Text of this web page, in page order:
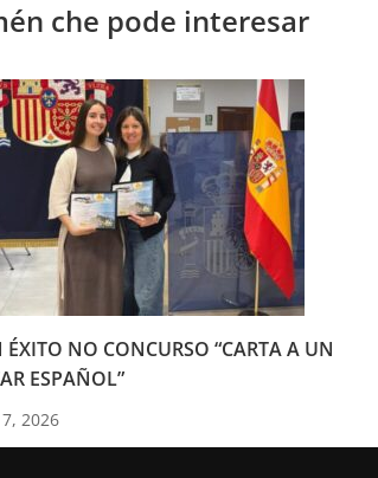
che pode interesar
ÉXITO NO CONCURSO “CARTA A UN
ESPAÑOL”
2026